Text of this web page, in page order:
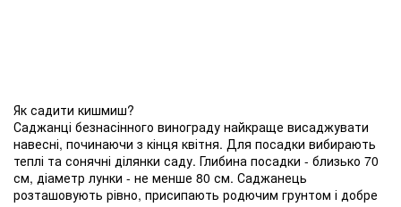
Як садити кишмиш?
Саджанці безнасінного винограду найкраще висаджувати
навесні, починаючи з кінця квітня. Для посадки вибирають
теплі та сонячні ділянки саду. Глибина посадки - близько 70
см, діаметр лунки - не менше 80 см. Саджанець
розташовують рівно, присипають родючим грунтом і добре